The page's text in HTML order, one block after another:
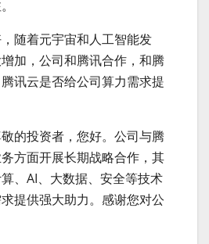
随着元宇宙和人工智能发
加，公司和腾讯合作，和腾
讯云是否给公司算力需求提
的投资者，您好。公司与腾
方面开展长期战略合作，其
、AI、大数据、安全等技术
提供强大助力。感谢您对公